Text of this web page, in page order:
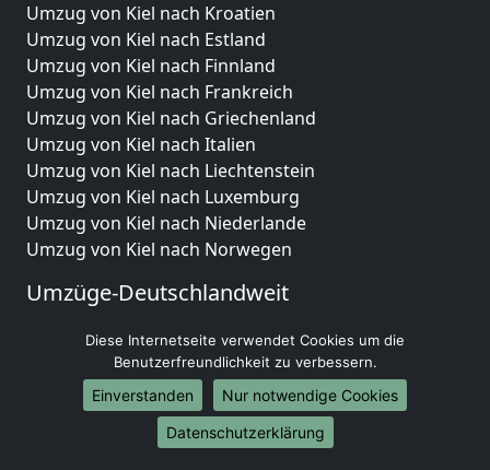
Umzug von Kiel nach Kroatien
Umzug von Kiel nach Estland
Umzug von Kiel nach Finnland
Umzug von Kiel nach Frankreich
Umzug von Kiel nach Griechenland
Umzug von Kiel nach Italien
Umzug von Kiel nach Liechtenstein
Umzug von Kiel nach Luxemburg
Umzug von Kiel nach Niederlande
Umzug von Kiel nach Norwegen
Umzüge-Deutschlandweit
Umzug von Kiel nach Hamburg
Umzug von Kiel nach München
Umzug von Kiel nach Köln
Umzug von Kiel nach Frankfurt am Main
Diese Internetseite verwendet Cookies um die
Benutzerfreundlichkeit zu verbessern.
Einverstanden
Nur notwendige Cookies
Datenschutzerklärung